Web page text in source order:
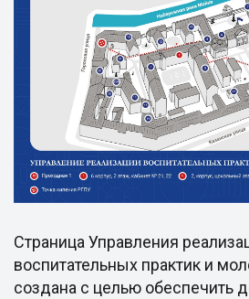
Страница Управления
воспитательных практик и
создана с целью обеспечить